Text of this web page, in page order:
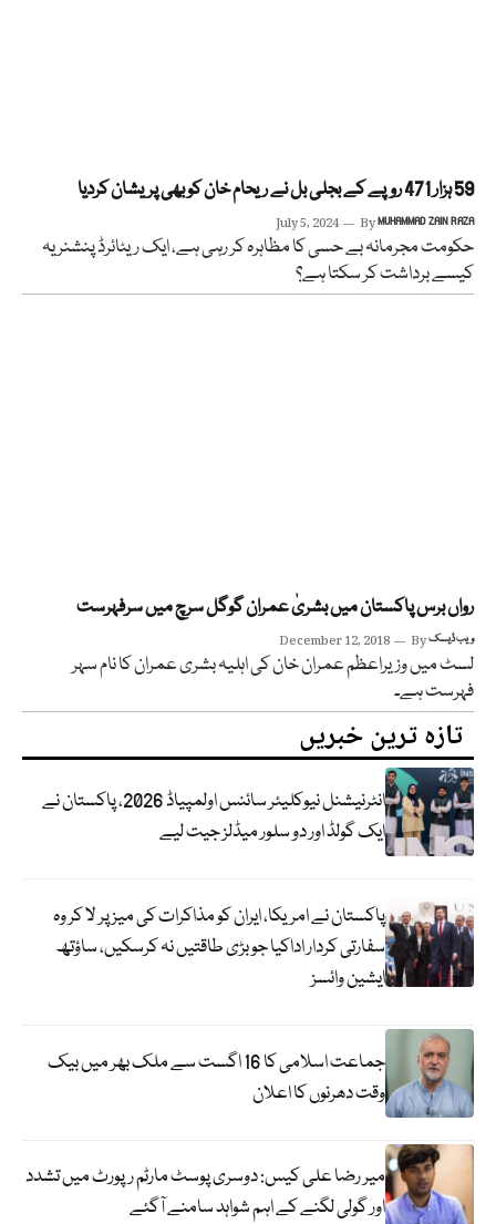
59 ہزار 471 روپے کے بجلی بل نے ریحام خان کو بھی پریشان کردیا
July 5, 2024 ByMUHAMMAD ZAIN RAZA
حکومت مجرمانہ بے حسی کا مظاہرہ کر رہی ہے، ایک ریٹائرڈ پنشنر یہ
کیسے برداشت کر سکتا ہے؟
رواں برس پاکستان میں بشریٰ عمران گوگل سرچ میں سرفہرست
December 12, 2018 Byویب ڈیسک
لسٹ میں وزیراعظم عمران خان کی اہلیہ بشری عمران کا نام سہر
فہرست ہے۔
تازہ ترین خبریں
انٹرنیشنل نیوکلیئر سائنس اولمپیاڈ 2026، پاکستان نے
ایک گولڈ اور دو سلور میڈلز جیت لیے
پاکستان نے امریکا، ایران کو مذاکرات کی میز پر لا کر وہ
سفارتی کردار اداکیا جو بڑی طاقتیں نہ کرسکیں، ساؤتھ
ایشین وائسز
جماعت اسلامی کا 16 اگست سے ملک بھر میں بیک
وقت دھرنوں کا اعلان
میر رضا علی کیس: دوسری پوسٹ مارٹم رپورٹ میں تشدد
اور گولی لگنے کے اہم شواہد سامنے آگئے